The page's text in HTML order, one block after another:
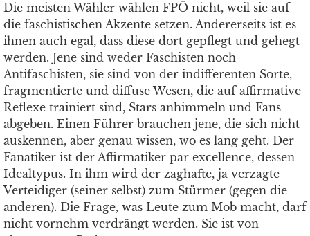
Die meisten Wähler wählen FPÖ nicht, weil sie auf
die faschistischen Akzente setzen. Andererseits ist es
ihnen auch egal, dass diese dort gepflegt und gehegt
werden. Jene sind weder Faschisten noch
Antifaschisten, sie sind von der indifferenten Sorte,
fragmentierte und diffuse Wesen, die auf affirmative
Reflexe trainiert sind, Stars anhimmeln und Fans
abgeben. Einen Führer brauchen jene, die sich nicht
auskennen, aber genau wissen, wo es lang geht. Der
Fanatiker ist der Affirmatiker par excellence, dessen
Idealtypus. In ihm wird der zaghafte, ja verzagte
Verteidiger (seiner selbst) zum Stürmer (gegen die
anderen). Die Frage, was Leute zum Mob macht, darf
nicht vornehm verdrängt werden. Sie ist von